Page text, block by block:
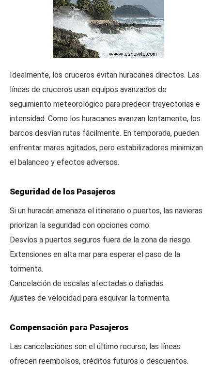
Idealmente, los cruceros evitan huracanes directos. Las
líneas de cruceros usan equipos avanzados de
seguimiento meteorológico para predecir trayectorias e
intensidad. Como los huracanes avanzan lentamente, los
barcos desvían rutas fácilmente. En temporada, pueden
enfrentar mares agitados, pero estabilizadores minimizan
el balanceo y efectos adversos.
Seguridad de los Pasajeros
Si un huracán amenaza el itinerario o puertos, las navieras
priorizan la seguridad con opciones como:
Desvíos a puertos seguros fuera de la zona de riesgo.
Extensiones en alta mar para esperar el paso de la
tormenta.
Cancelación de escalas afectadas o dañadas.
Ajustes de velocidad para esquivar la tormenta.
Compensación para Pasajeros
Las cancelaciones son el último recurso; las líneas
ofrecen reembolsos, créditos futuros o descuentos.